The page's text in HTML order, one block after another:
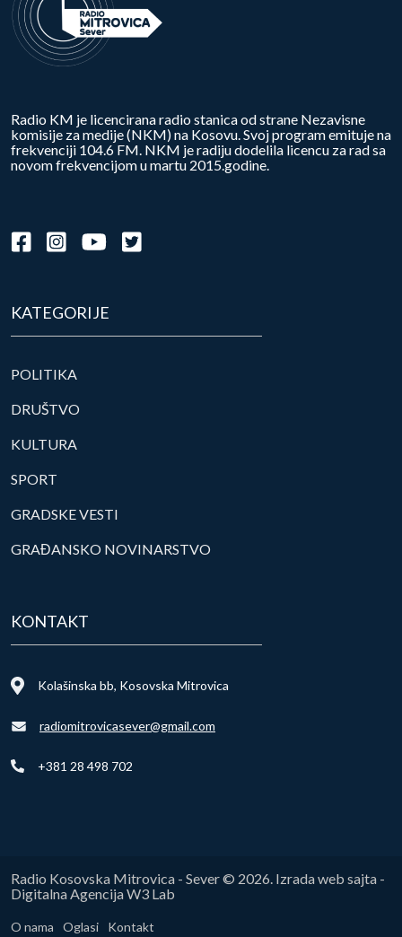
Radio KM je licencirana radio stanica od strane Nezavisne
komisije za medije (NKM) na Kosovu. Svoj program emituje na
frekvenciji 104.6 FM. NKM je radiju dodelila licencu za rad sa
novom frekvencijom u martu 2015.godine.
KATEGORIJE
POLITIKA
DRUŠTVO
KULTURA
SPORT
GRADSKE VESTI
GRAĐANSKO NOVINARSTVO
KONTAKT
Kolašinska bb, Kosovska Mitrovica
radiomitrovicasever@gmail.com
+381 28 498 702
Radio Kosovska Mitrovica - Sever © 2026. Izrada web sajta -
Digitalna Agencija W3 Lab
O nama Oglasi Kontakt